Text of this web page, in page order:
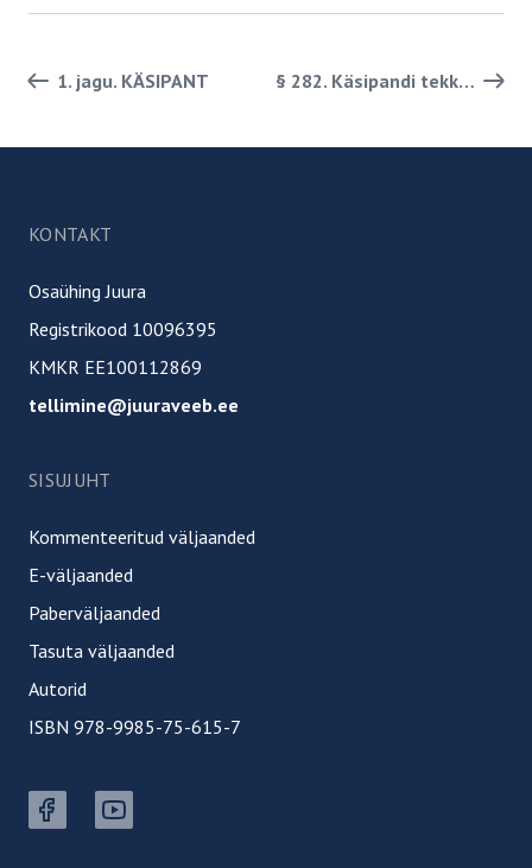
Paginatsiooni lingid
1. jagu. KÄSIPANT § 282. Käsipandi tekkimine
Jalus
KONTAKT
Osaühing Juura
Registrikood 10096395
KMKR EE100112869
tellimine@juuraveeb.ee
SISUJUHT
Kommenteeritud väljaanded
E-väljaanded
Paberväljaanded
Tasuta väljaanded
Autorid
ISBN 978-9985-75-615-7
Facebook buttonYoutube button